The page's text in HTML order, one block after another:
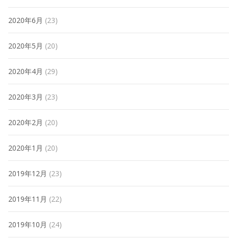
2020年6月 (23)
2020年5月 (20)
2020年4月 (29)
2020年3月 (23)
2020年2月 (20)
2020年1月 (20)
2019年12月 (23)
2019年11月 (22)
2019年10月 (24)